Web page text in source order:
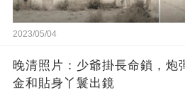
2023/05/04
晚清照片：少爺掛長命鎖，炮
金和貼身丫鬟出鏡